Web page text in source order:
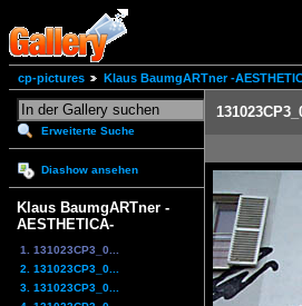
cp-pictures Klaus BaumgARTner -
Erweiterte Suche
Diashow ansehen
Klaus BaumgARTner -
AESTHETICA-
1. 131023CP3_0...
2. 131023CP3_0...
3. 131023CP3_0...